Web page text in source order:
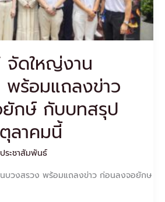
จัดใหญ่งาน
ร้อมแถลงข่าว
กษ์ กับบทสรุป
ลาคมนี้
ประชาสัมพันธ์
บวงสรวง พร้อมแถลงข่าว ก่อนลงจอยักษ